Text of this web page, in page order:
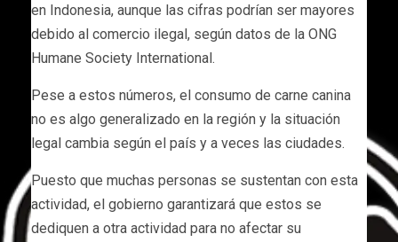
en Indonesia, aunque las cifras podrían ser mayores
debido al comercio ilegal, según datos de la ONG
Humane Society International.
Pese a estos números, el consumo de carne canina
no es algo generalizado en la región y la situación
legal cambia según el país y a veces las ciudades.
Puesto que muchas personas se sustentan con esta
actividad, el gobierno garantizará que estos se
dediquen a otra actividad para no afectar su